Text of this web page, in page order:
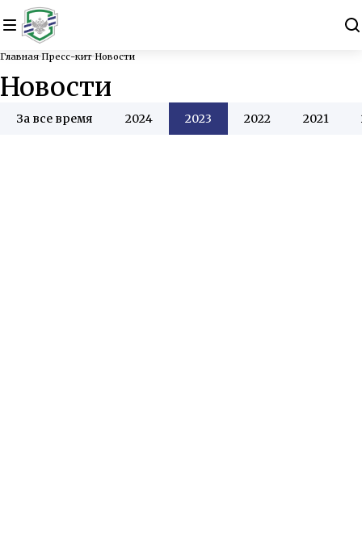
Главная Пресс-кит Новости
Новости
За все время 2024 2023 2022 2021